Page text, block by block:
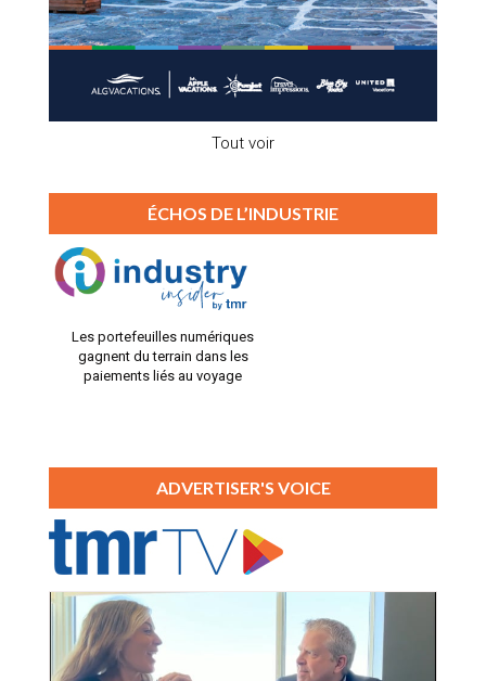
Tout voir
ÉCHOS DE L’INDUSTRIE
Les portefeuilles numériques
gagnent du terrain dans les
paiements liés au voyage
ADVERTISER'S VOICE